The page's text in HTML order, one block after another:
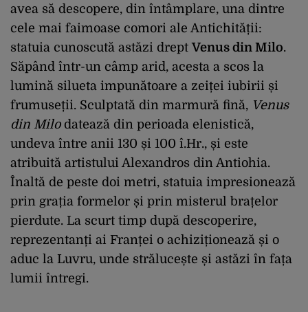
avea să descopere, din întâmplare, una dintre
cele mai faimoase comori ale Antichității:
statuia cunoscută astăzi dreptVenus din Milo.
Săpând într-un câmp arid, acesta a scos la
lumină silueta impunătoare a zeiței iubirii și
frumuseții. Sculptată din marmură fină, Venus
din Milodatează din perioada elenistică,
undeva între anii 130 și 100 î.Hr., și este
atribuită artistului Alexandros din Antiohia.
Înaltă de peste doi metri, statuia impresionează
prin grația formelor și prin misterul brațelor
pierdute. La scurt timp după descoperire,
reprezentanți ai Franței o achiziționează și o
aduc la Luvru, unde strălucește și astăzi în fața
lumii întregi.